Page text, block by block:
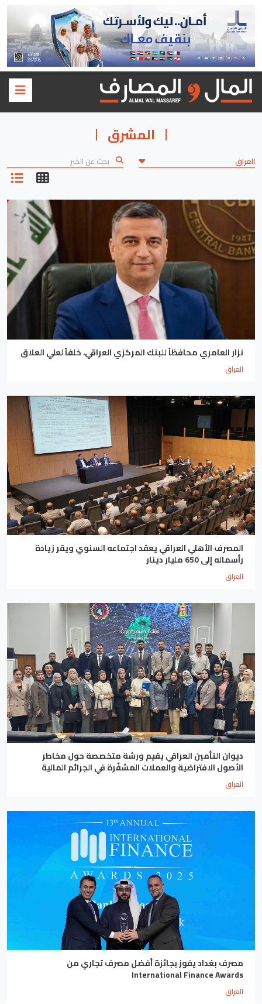
المشرق
نزار العامري محافظاً للبنك المركزي العراقي، خلفاً لعلي العلاق
العراق
المصرف الأهلي العراقي يعقد اجتماعه السنوي ويقر زيادة
رأسماله إلى 650 مليار دينار
العراق
ديوان التأمين العراقي يقيم ورشة متخصصة حول مخاطر
الأصول الافتراضية والعملات المشفّرة في الجرائم المالية
العراق
مصرف بغداد يفوز بجائزة أفضل مصرف تجاري من
International Finance Awards
العراق